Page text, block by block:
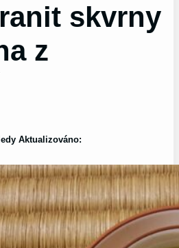
skvrny
z
Aktualizováno: